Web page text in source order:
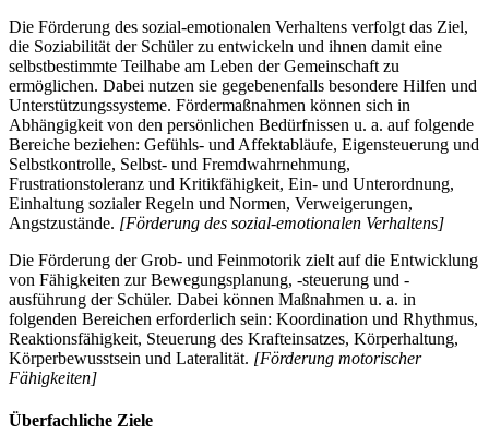
Die Förderung des sozial-emotionalen Verhaltens verfolgt das Ziel,
die Soziabilität der Schüler zu entwickeln und ihnen damit eine
selbstbestimmte Teilhabe am Leben der Gemeinschaft zu
ermöglichen. Dabei nutzen sie gegebenenfalls besondere Hilfen und
Unterstützungssysteme. Fördermaßnahmen können sich in
Abhängigkeit von den persönlichen Bedürfnissen u. a. auf folgende
Bereiche beziehen: Gefühls- und Affektabläufe, Eigensteuerung und
Selbstkontrolle, Selbst- und Fremdwahrnehmung,
Frustrationstoleranz und Kritikfähigkeit, Ein- und Unterordnung,
Einhaltung sozialer Regeln und Normen, Verweigerungen,
Angstzustände. [Förderung des sozial-emotionalen Verhaltens]
Die Förderung der Grob- und Feinmotorik zielt auf die Entwicklung
von Fähigkeiten zur Bewegungsplanung, -steuerung und -
ausführung der Schüler. Dabei können Maßnahmen u. a. in
folgenden Bereichen erforderlich sein: Koordination und Rhythmus,
Reaktionsfähigkeit, Steuerung des Krafteinsatzes, Körperhaltung,
Körperbewusstsein und Lateralität. [Förderung motorischer
Fähigkeiten]
Überfachliche Ziele